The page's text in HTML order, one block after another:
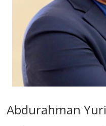
Abdurahman Yuri